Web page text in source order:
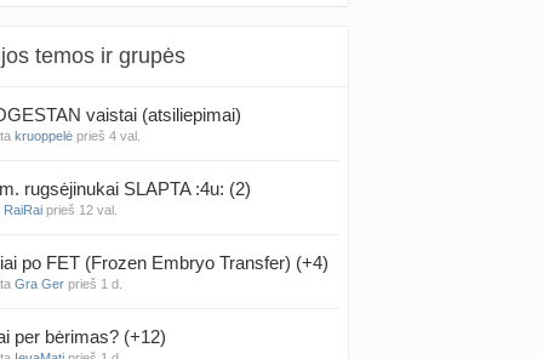
temos ir grupės
vaistai (atsiliepimai)
kruoppelė prieš 4 val.
rugsėjinukai SLAPTA :4u: (2)
RaiRai prieš 12 val.
po FET (Frozen Embryo Transfer) (+4)
Gra Ger prieš 1 d.
per bėrimas? (+12)